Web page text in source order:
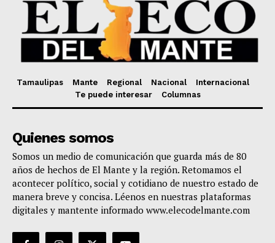
Tamaulipas Mante Regional Nacional
Internacional
Te puede interesar
Columnas
Quienes somos
Somos un medio de comunicación que guarda más de 80
años de hechos de El Mante y la región. Retomamos el
acontecer político, social y cotidiano de nuestro estado de
manera breve y concisa. Léenos en nuestras plataformas
digitales y mantente informado www.elecodelmante.com